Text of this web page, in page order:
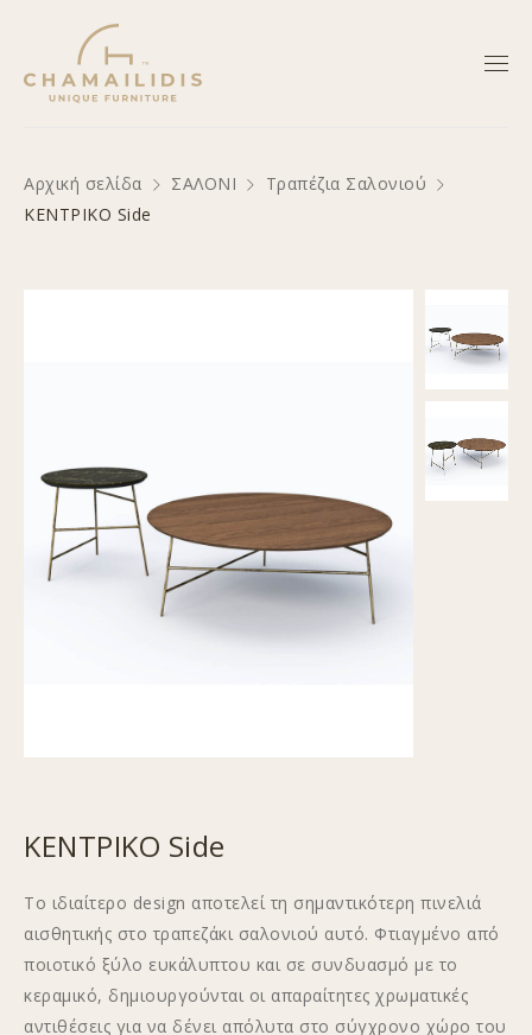
Αρχική σελίδα ΣΑΛΟΝΙ
Τραπέζια Σαλονιού
ΚΕΝΤΡΙΚΟ Side
ΚΕΝΤΡΙΚΟ Side
Το ιδιαίτερο design αποτελεί τη σημαντικότερη πινελιά
αισθητικής στο τραπεζάκι σαλονιού αυτό. Φτιαγμένο από
ποιοτικό ξύλο ευκάλυπτου και σε συνδυασμό με το
κεραμικό, δημιουργούνται οι απαραίτητες χρωματικές
αντιθέσεις για να δένει απόλυτα στο σύγχρονο χώρο του